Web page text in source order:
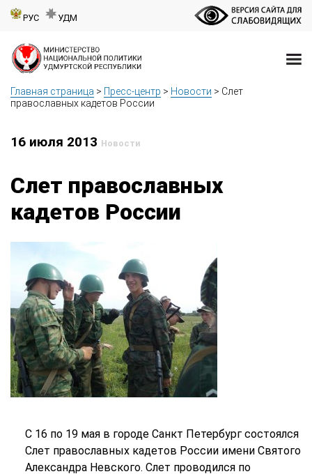
РУС УДМ
Главная страница > Пресс-центр > Новости > Слет
православных кадетов России
16 июля 2013 Новости
Слет православных
кадетов России
С 16 по 19 мая в городе Санкт Петербург состоялся
Слет православных кадетов России имени Святого
Александра Невского. Слет проводился по